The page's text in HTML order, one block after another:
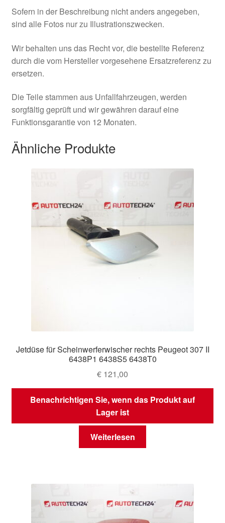
Sofern in der Beschreibung nicht anders angegeben,
sind alle Fotos nur zu Illustrationszwecken.
Wir behalten uns das Recht vor, die bestellte Referenz
durch die vom Hersteller vorgesehene Ersatzreferenz zu
ersetzen.
Die Teile stammen aus Unfallfahrzeugen, werden
sorgfältig geprüft und wir gewähren darauf eine
Funktionsgarantie von 12 Monaten.
Ähnliche Produkte
Jetdüse für Scheinwerferwischer rechts Peugeot 307 II
6438P1 6438S5 6438T0
€ 121,00
Benachrichtigen Sie, wenn das Produkt auf
Lager ist
Weiterlesen